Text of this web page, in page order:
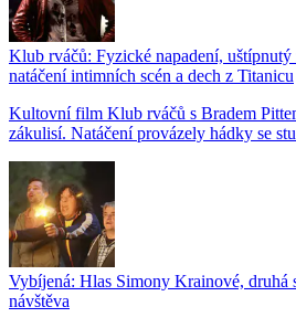
Klub rváčů: Fyzické napadení,
natáčení intimních scén a dech z Titanicu
Kultovní film Klub rváčů s Bradem
zákulisí. Natáčení provázely hádky se
Vybíjená: Hlas Simony Krainové, druhá
návštěva